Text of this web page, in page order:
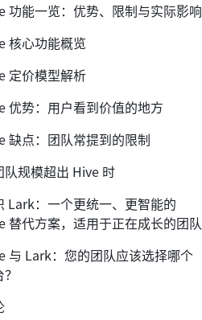
功能一览：优势、限制与实际影响
核心功能概览
定价模型解析
优势：用户看到价值的地方
缺点：团队常提到的限制
队规模超出 Hive 时
Lark：一个更统一、更智能的
替代方案，适用于正在成长的团队
与 Lark：您的团队应该选择哪个